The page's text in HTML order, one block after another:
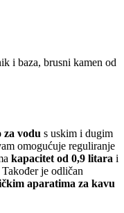
i baza, brusni kamen od
za vodu s uskim i dugim
omogućuje reguliranje
kapacitet od 0,9 litara i
Također je odličan
aparatima za kavu